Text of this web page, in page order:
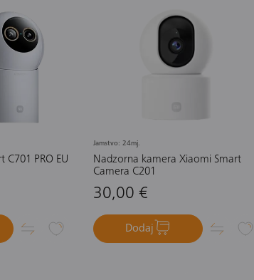
C701 PRO EU
Jamstvo: 24mj.
Nadzorna kamera Xiaomi Smart
Camera C201
30,00 €
Dodaj